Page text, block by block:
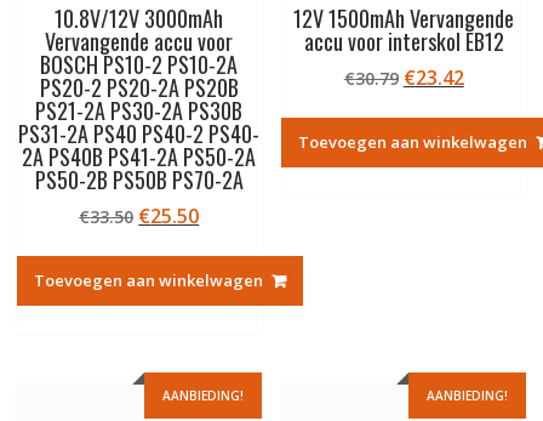
10.8V/12V 3000mAh
Vervangende accu voor
BOSCH PS10-2 PS10-2A
PS20-2 PS20-2A PS20B
PS21-2A PS30-2A PS30B
PS31-2A PS40 PS40-2 PS40-
2A PS40B PS41-2A PS50-2A
PS50-2B PS50B PS70-2A
€33.50 Oorspronkelijke
was:
€33.50.
€25.50Huidige
is:
€25.50.
Toevoegen aan winkelwagen
12V 1500mAh Vervangende
accu voor interskol EB12
€30.79
was:
€30.79.
€23.42Huidige
is:
€23.42.
Toevoegen aan winkelwagen
AANBIEDING! AANBIEDING!